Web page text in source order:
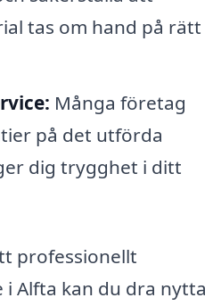
tas om hand på rätt
Många företag
på det utförda
dig trygghet i ditt
professionellt
Alfta kan du dra nytta